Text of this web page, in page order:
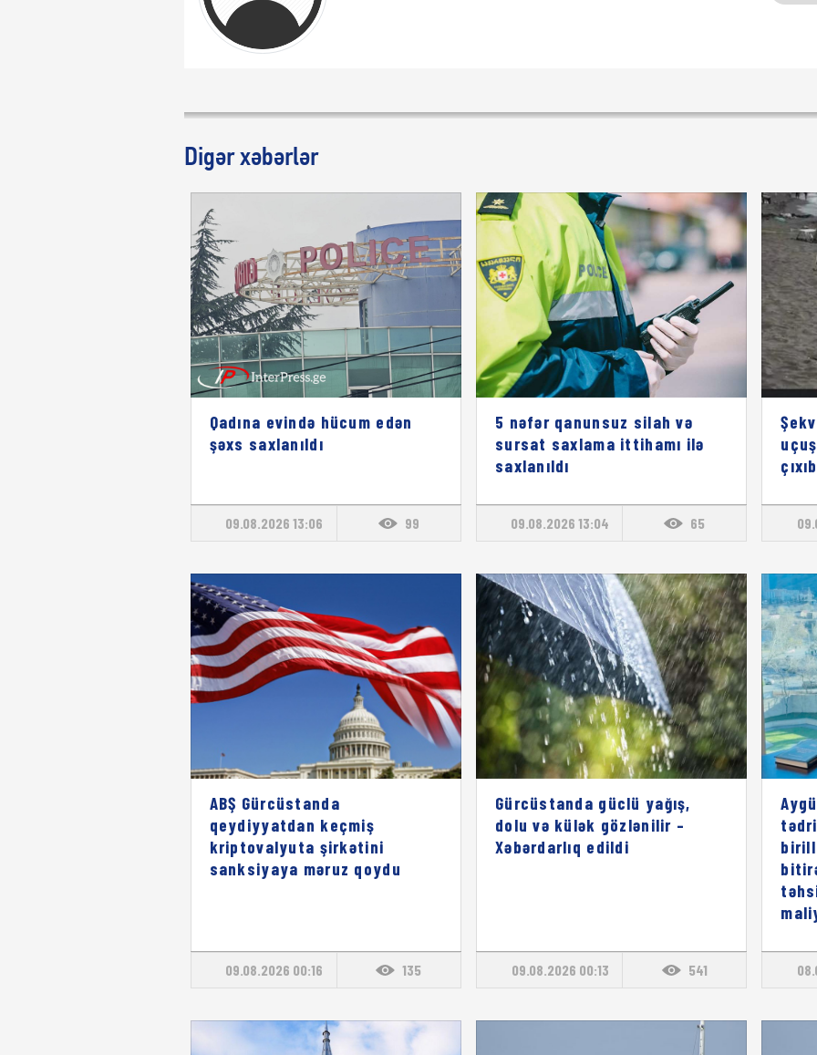
Digər xəbərlər
Qadına evində hücum edən
şəxs saxlanıldı
09.08.2026 13:06 99
5 nəfər qanunsuz silah və
sursat saxlama ittihamı ilə
saxlanıldı
09.08.2026 13:04 65
çıxıb
ABŞ Gürcüstanda
qeydiyyatdan keçmiş
kriptovalyuta şirkətini
sanksiyaya məruz qoydu
09.08.2026 00:16 135
Gürcüstanda güclü yağış,
dolu və külək gözlənilir –
Xəbərdarlıq edildi
09.08.2026 00:13 541